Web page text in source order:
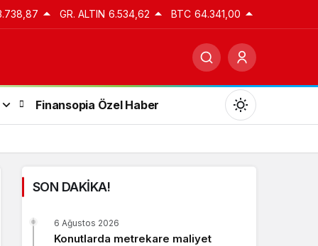
GR. ALTIN 6.534,62 BTC 64.341,00
Finansopia Özel Haber
Gündüz modunu seçin.
SON DAKİKA!
Konutlarda metrekare maliyet
6 Ağustos 2026